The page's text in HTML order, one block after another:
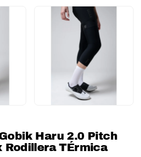
Haru 2.0 Pitch
Rodillera TÉrmica